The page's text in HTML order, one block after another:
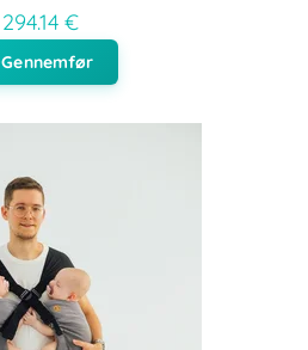
294.14 €
Gennemfør